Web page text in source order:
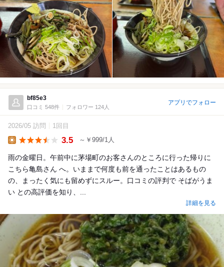
bf85e3
口コミ 548件 フォロワー 124人
アプリでフォロー
2026/05 訪問 1回目
3.5 ～￥999/1人
雨の金曜日。午前中に茅場町のお客さんのところに行った帰りに
こちら亀島さん へ。いままで何度も前を通ったことはあるもの
の、まったく気にも留めずにスルー。口コミの評判で そばがうま
い との高評価を知り、...
詳細を見る